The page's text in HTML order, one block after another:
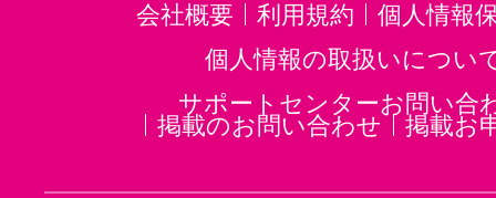
会社概要 利用規約
個人情報
個人情報の取扱いについ
サポートセンターお問い合
掲載のお問い合わせ
掲載お